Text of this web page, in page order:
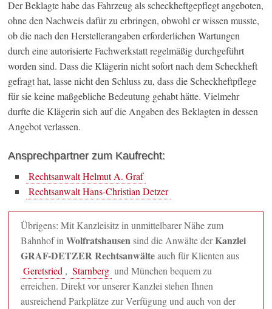
Der Beklagte habe das Fahrzeug als scheckheftgepflegt angeboten,
ohne den Nachweis dafür zu erbringen, obwohl er wissen musste,
ob die nach den Herstellerangaben erforderlichen Wartungen
durch eine autorisierte Fachwerkstatt regelmäßig durchgeführt
worden sind. Dass die Klägerin nicht sofort nach dem Scheckheft
gefragt hat, lasse nicht den Schluss zu, dass die Scheckheftpflege
für sie keine maßgebliche Bedeutung gehabt hätte. Vielmehr
durfte die Klägerin sich auf die Angaben des Beklagten in dessen
Angebot verlassen.
Ansprechpartner zum Kaufrecht:
Rechtsanwalt Helmut A. Graf
Rechtsanwalt Hans-Christian Detzer
Übrigens: Mit Kanzleisitz in unmittelbarer Nähe zum
Bahnhof inWolfratshausensind die Anwälte derKanzlei
GRAF-DETZER Rechtsanwälteauch für Klienten aus
Geretsried , Starnberg und München bequem zu
erreichen. Direkt vor unserer Kanzlei stehen Ihnen
ausreichend Parkplätze zur Verfügung und auch von der